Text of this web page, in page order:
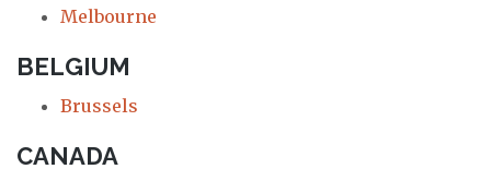
Melbourne
BELGIUM
Brussels
CANADA